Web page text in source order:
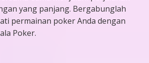
yang panjang. Bergabunglah
permainan poker Anda dengan
Poker.